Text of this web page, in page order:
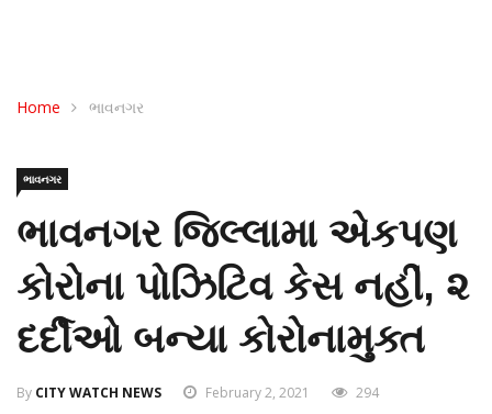
Home ભાવનગર
ભાવનગર
ભાવનગર જિલ્લામા એકપણ
કોરોના પોઝિટિવ કેસ નહીં, ૨
દર્દીઓ બન્યા કોરોનામુક્ત
By CITY WATCH NEWS February 2, 2021 294